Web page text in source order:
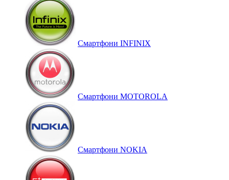
Смартфони INFINIX
Смартфони MOTOROLA
Смартфони NOKIA